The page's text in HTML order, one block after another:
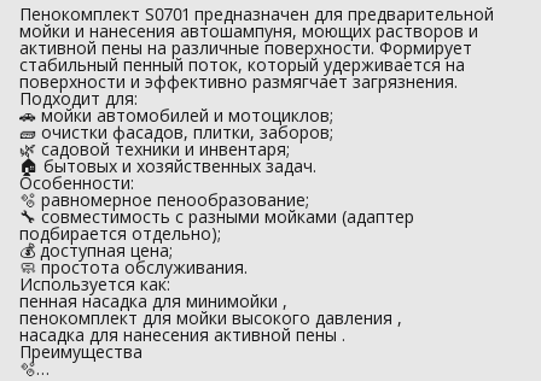
Пенокомплект S0701 предназначен для предварительной
мойки и нанесения автошампуня, моющих растворов и
активной пены на различные поверхности. Формирует
стабильный пенный поток, который удерживается на
поверхности и эффективно размягчает загрязнения.
Подходит для:
🚗 мойки автомобилей и мотоциклов;
🧱 очистки фасадов, плитки, заборов;
🌿 садовой техники и инвентаря;
🏠 бытовых и хозяйственных задач.
Особенности:
🫧 равномерное пенообразование;
🔧 совместимость с разными мойками (адаптер
подбирается отдельно);
💰 доступная цена;
🧼 простота обслуживания.
Используется как:
пенная насадка для минимойки ,
пенокомплект для мойки высокого давления ,
насадка для нанесения активной пены .
Преимущества
🫧…